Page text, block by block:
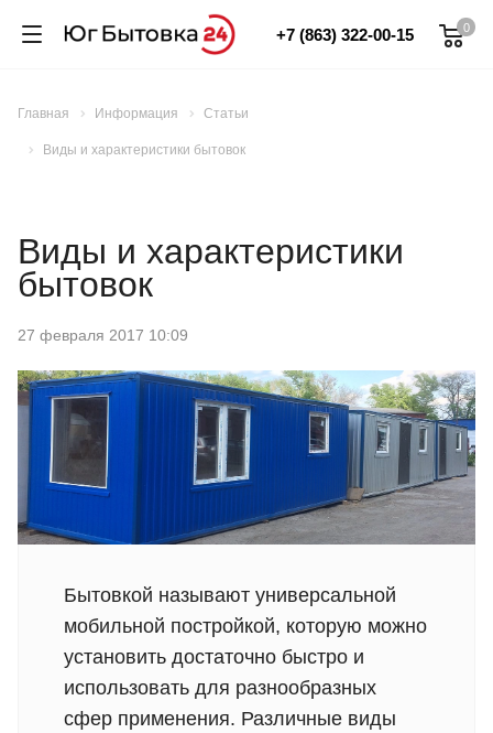
0
+7 (863) 322-00-15
Главная Информация Статьи
Виды и характеристики бытовок
Виды и характеристики
бытовок
27 февраля 2017 10:09
Бытовкой называют универсальной
мобильной постройкой, которую можно
установить достаточно быстро и
использовать для разнообразных
сфер применения. Различные виды